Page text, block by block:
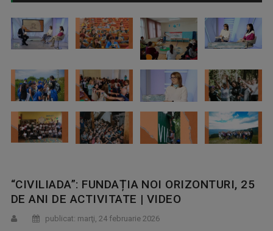
“CIVILIADA”: FUNDAȚIA NOI ORIZONTURI, 25
DE ANI DE ACTIVITATE | VIDEO
publicat: marţi, 24 februarie 2026